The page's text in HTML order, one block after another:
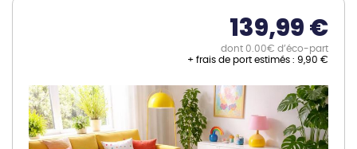
139,99 €
dont 0.00€ d’éco-part
+ frais de port estimés : 9,90 €
Skip
to
the
end
of
the